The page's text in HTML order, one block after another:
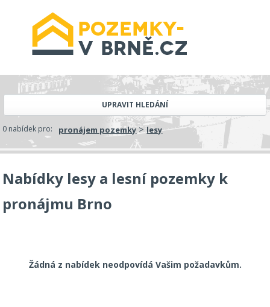
UPRAVIT HLEDÁNÍ
0 nabídek pro: pronájem pozemky >lesy
Nabídky lesy a lesní pozemky k
pronájmu Brno
Žádná z nabídek neodpovídá Vašim požadavkům.